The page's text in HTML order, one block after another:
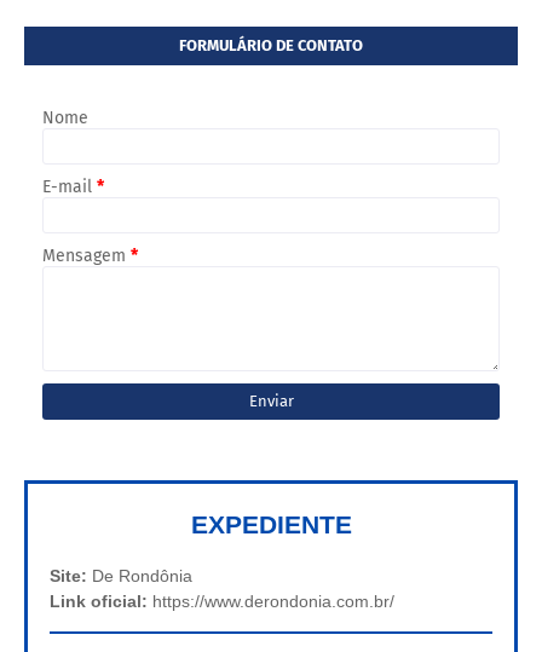
FORMULÁRIO DE CONTATO
Nome
E-mail *
Mensagem *
EXPEDIENTE
Site: De Rondônia
Link oficial: https://www.derondonia.com.br/